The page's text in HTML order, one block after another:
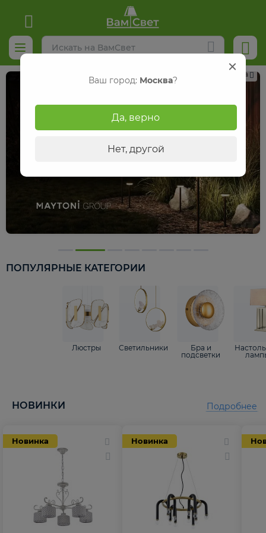
Реклама
ПОПУЛЯРНЫЕ КАТЕГОРИИ
Люстры Светильники
Бра и
подсветки
НОВИНКИ
Новинка Новинка
Подробнее
Ваш город: Москва?
Да, верно
Нет, другой